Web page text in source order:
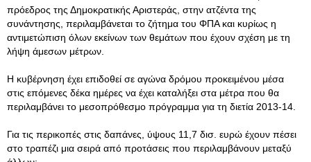
πρόεδρος της Δημοκρατικής Αριστεράς, στην ατζέντα της
συνάντησης, περιλαμβάνεται το ζήτημα του ΦΠΑ και κυρίως η
αντιμετώπιση όλων εκείνων των θεμάτων που έχουν σχέση με τη
λήψη άμεσων μέτρων.
Η κυβέρνηση έχει επιδοθεί σε αγώνα δρόμου προκειμένου μέσα
στις επόμενες δέκα ημέρες να έχει καταλήξει στα μέτρα που θα
περιλαμβάνει το μεσοπρόθεσμο πρόγραμμα για τη διετία 2013-14.
Για τις περικοπές στις δαπάνες, ύψους 11,7 δισ. ευρώ έχουν πέσει
στο τραπέζι μια σειρά από προτάσεις που περιλαμβάνουν μεταξύ